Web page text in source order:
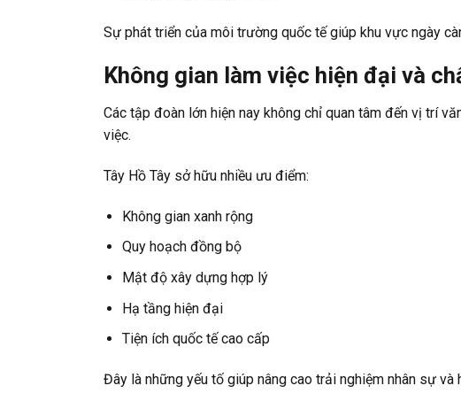
Sự phát triển của môi trường quốc tế giúp khu vực ngày
Không gian làm việc hiện đại và
Các tập đoàn lớn hiện nay không chỉ quan tâm đến vị trí
việc.
Tây Hồ Tây sở hữu nhiều ưu điểm:
Không gian xanh rộng
Quy hoạch đồng bộ
Mật độ xây dựng hợp lý
Hạ tầng hiện đại
Tiện ích quốc tế cao cấp
Đây là những yếu tố giúp nâng cao trải nghiệm nhân sự